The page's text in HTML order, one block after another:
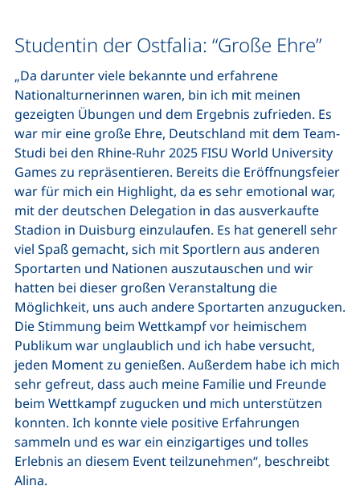
Studentin der Ostfalia: “Große Ehre”
„Da darunter viele bekannte und erfahrene
Nationalturnerinnen waren, bin ich mit meinen
gezeigten Übungen und dem Ergebnis zufrieden. Es
war mir eine große Ehre, Deutschland mit dem Team-
Studi bei den Rhine-Ruhr 2025 FISU World University
Games zu repräsentieren. Bereits die Eröffnungsfeier
war für mich ein Highlight, da es sehr emotional war,
mit der deutschen Delegation in das ausverkaufte
Stadion in Duisburg einzulaufen. Es hat generell sehr
viel Spaß gemacht, sich mit Sportlern aus anderen
Sportarten und Nationen auszutauschen und wir
hatten bei dieser großen Veranstaltung die
Möglichkeit, uns auch andere Sportarten anzugucken.
Die Stimmung beim Wettkampf vor heimischem
Publikum war unglaublich und ich habe versucht,
jeden Moment zu genießen. Außerdem habe ich mich
sehr gefreut, dass auch meine Familie und Freunde
beim Wettkampf zugucken und mich unterstützen
konnten. Ich konnte viele positive Erfahrungen
sammeln und es war ein einzigartiges und tolles
Erlebnis an diesem Event teilzunehmen“, beschreibt
Alina.